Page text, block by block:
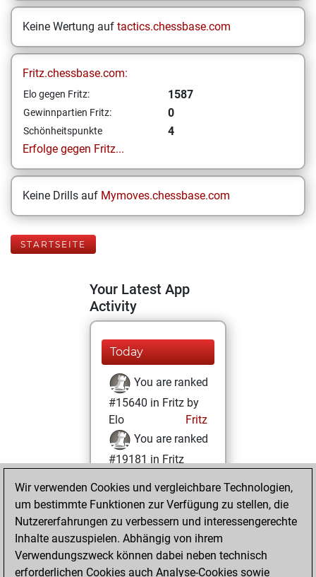
Keine Wertung auf tactics.chessbase.com
Fritz.chessbase.com:
Elo gegen Fritz: 1587
Gewinnpartien Fritz: 0
Schönheitspunkte
4
Erfolge gegen Fritz...
Keine Drills auf Mymoves.chessbase.com
STARTSEITE
Your Latest App
Activity
Today
You are ranked
#15640 in Fritz by
Elo
Fritz
You are ranked
#19181 in Fritz
Sonntag, Juli 20,
2025
You achieved a
BeautyScore of 4
Wir verwenden Cookies und vergleichbare Technologien,
um bestimmte Funktionen zur Verfügung zu stellen, die
Nutzererfahrungen zu verbessern und interessengerechte
Inhalte auszuspielen. Abhängig von ihrem
Verwendungszweck können dabei neben technisch
erforderlichen Cookies auch Analyse-Cookies sowie